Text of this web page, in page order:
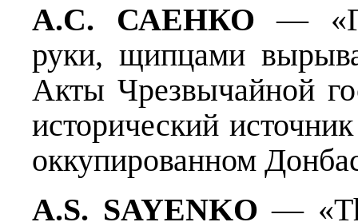
А.С. САЕНКО —
руки, щипцами
Акты Чрезвычайной
исторический
оккупированном
A.S. SAYENKO —